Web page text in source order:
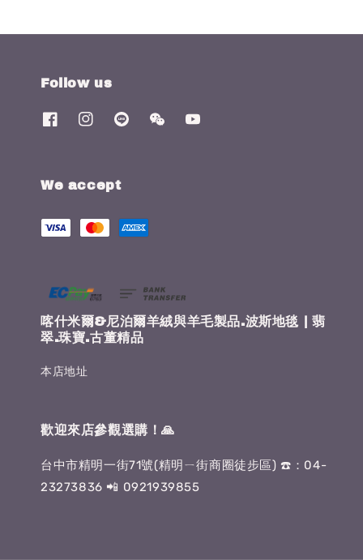
Follow us
We accept
喀什米爾&尼泊爾羊絨與羊毛製品.波斯地毯 | 翡
翠.珠寶.古董精品
本店地址
歡迎來店參觀選購！🙏
台中市精明一街71號(精明ㄧ街商圈徒步區) ☎️：04-
23273836 📲 0921939855